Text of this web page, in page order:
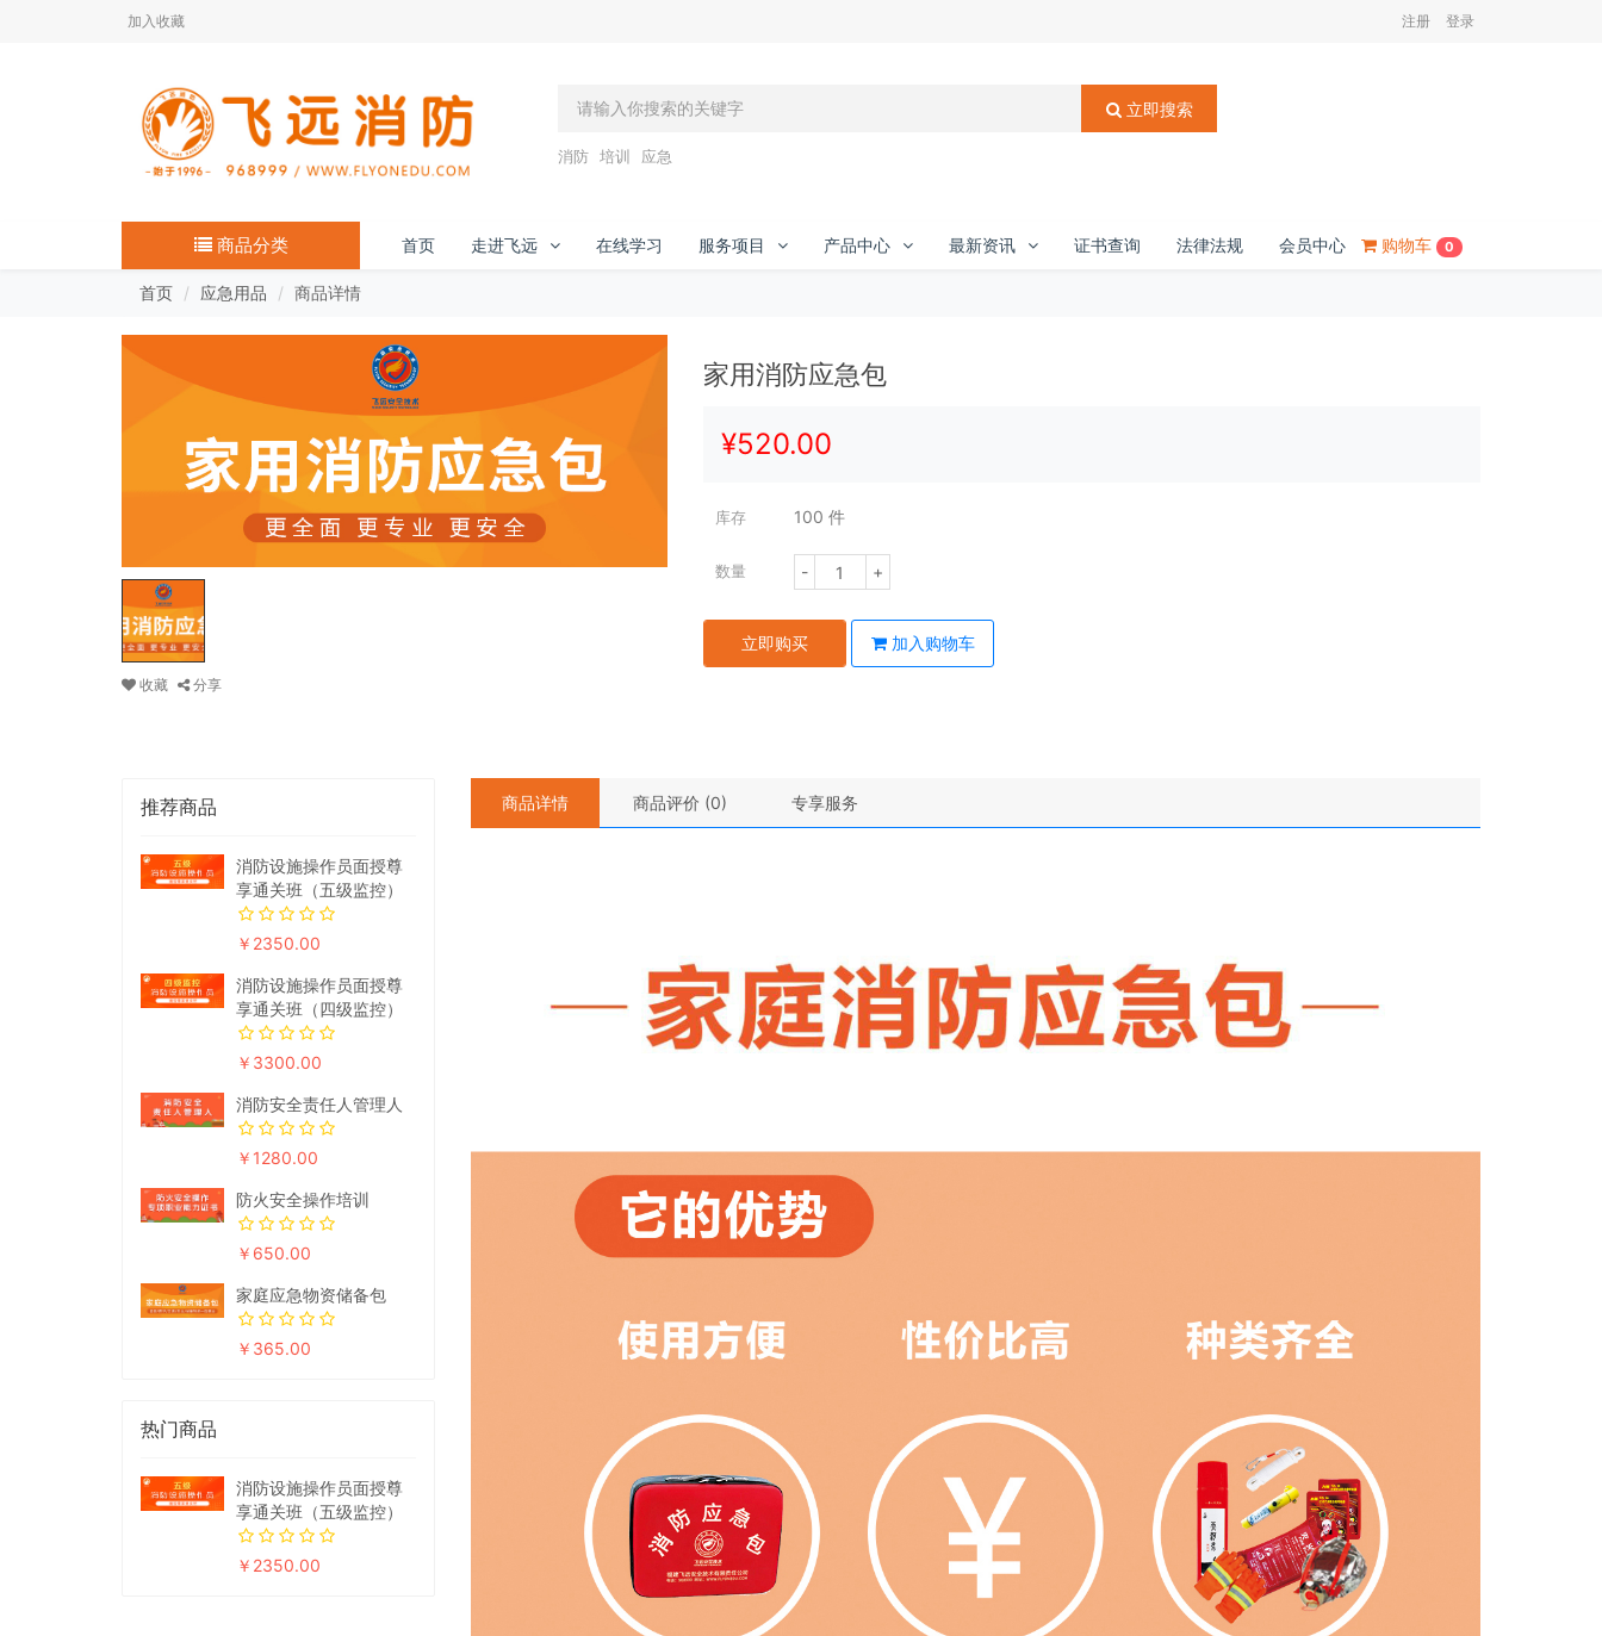
加入收藏 注册 登录
立即搜索
消防 培训 应急
商品分类 首页 走进飞远 在线学习 服务项目 产品中心 最新资讯 证书查询 法律法规 会员中心 购物车 0
首页 应急用品 商品详情
收藏 分享
家用消防应急包
¥520.00
库存 100 件
数量 - +
立即购买 加入购物车
推荐商品
消防设施操作员面授尊
享通关班（五级监控）
￥2350.00
消防设施操作员面授尊
享通关班（四级监控）
￥3300.00
消防安全责任人管理人
￥1280.00
防火安全操作培训
￥650.00
家庭应急物资储备包
￥365.00
热门商品
消防设施操作员面授尊
享通关班（五级监控）
￥2350.00
商品详情 商品评价 (0) 专享服务